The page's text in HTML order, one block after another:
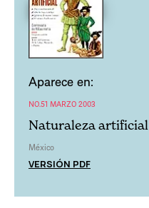
Aparece en:
NO.51 MARZO 2003
Naturaleza artificial
México
VERSIÓN PDF